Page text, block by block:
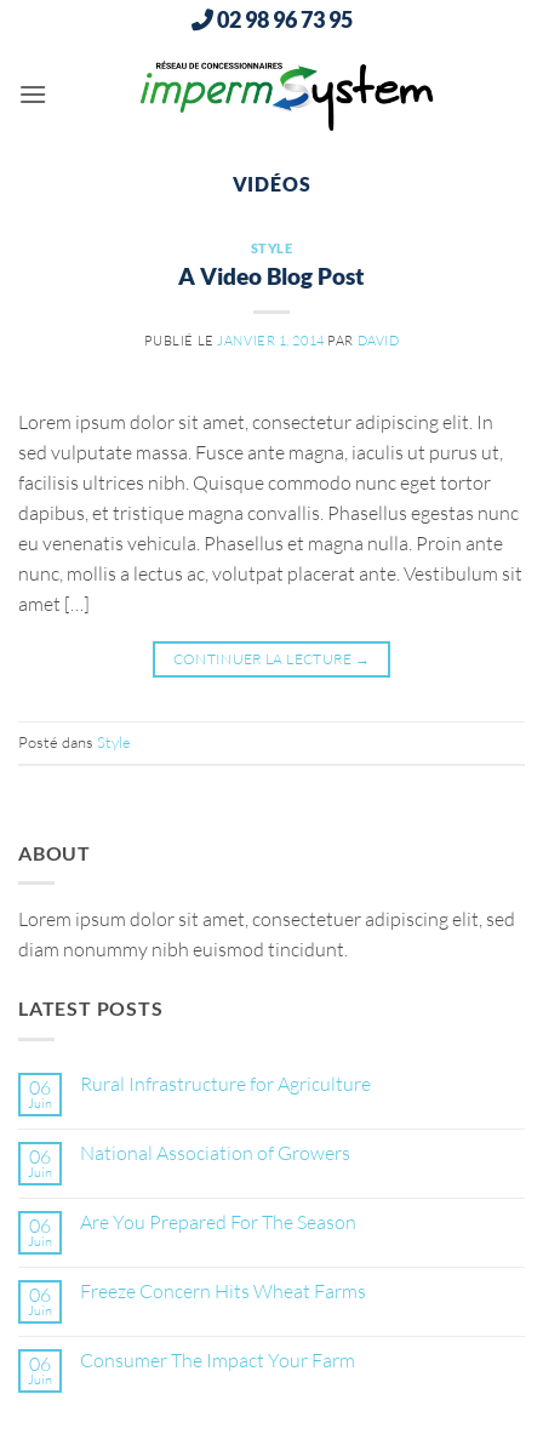
02 98 96 73 95
VIDÉOS
STYLE
A Video Blog Post
PUBLIÉ LE JANVIER 1, 2014 PAR DAVID
Lorem ipsum dolor sit amet, consectetur adipiscing elit. In
sed vulputate massa. Fusce ante magna, iaculis ut purus ut,
facilisis ultrices nibh. Quisque commodo nunc eget tortor
dapibus, et tristique magna convallis. Phasellus egestas nunc
eu venenatis vehicula. Phasellus et magna nulla. Proin ante
nunc, mollis a lectus ac, volutpat placerat ante. Vestibulum sit
amet […]
CONTINUER LA LECTURE →
Posté dans Style
ABOUT
Lorem ipsum dolor sit amet, consectetuer adipiscing elit, sed
diam nonummy nibh euismod tincidunt.
LATEST POSTS
06
Juin
Rural Infrastructure for Agriculture
Rural
06
Juin
National Association of Growers
National
06
Juin
Are You Prepared For The Season
Are
The
Season
06
Juin
Freeze Concern Hits Wheat Farms
Freeze
06
Juin
Consumer The Impact Your Farm